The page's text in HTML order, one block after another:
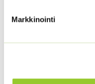
Markkinointi